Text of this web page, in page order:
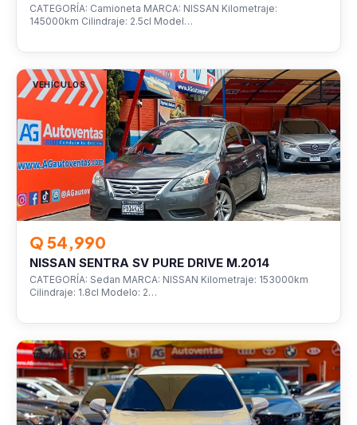
CATEGORÍA: Camioneta MARCA: NISSAN Kilometraje:
145000km Cilindraje: 2.5cl Model…
VEHÍCULOS
Q 54,990
NISSAN SENTRA SV PURE DRIVE M.2014
CATEGORÍA: Sedan MARCA: NISSAN Kilometraje: 153000km
Cilindraje: 1.8cl Modelo: 2…
VEHÍCULOS